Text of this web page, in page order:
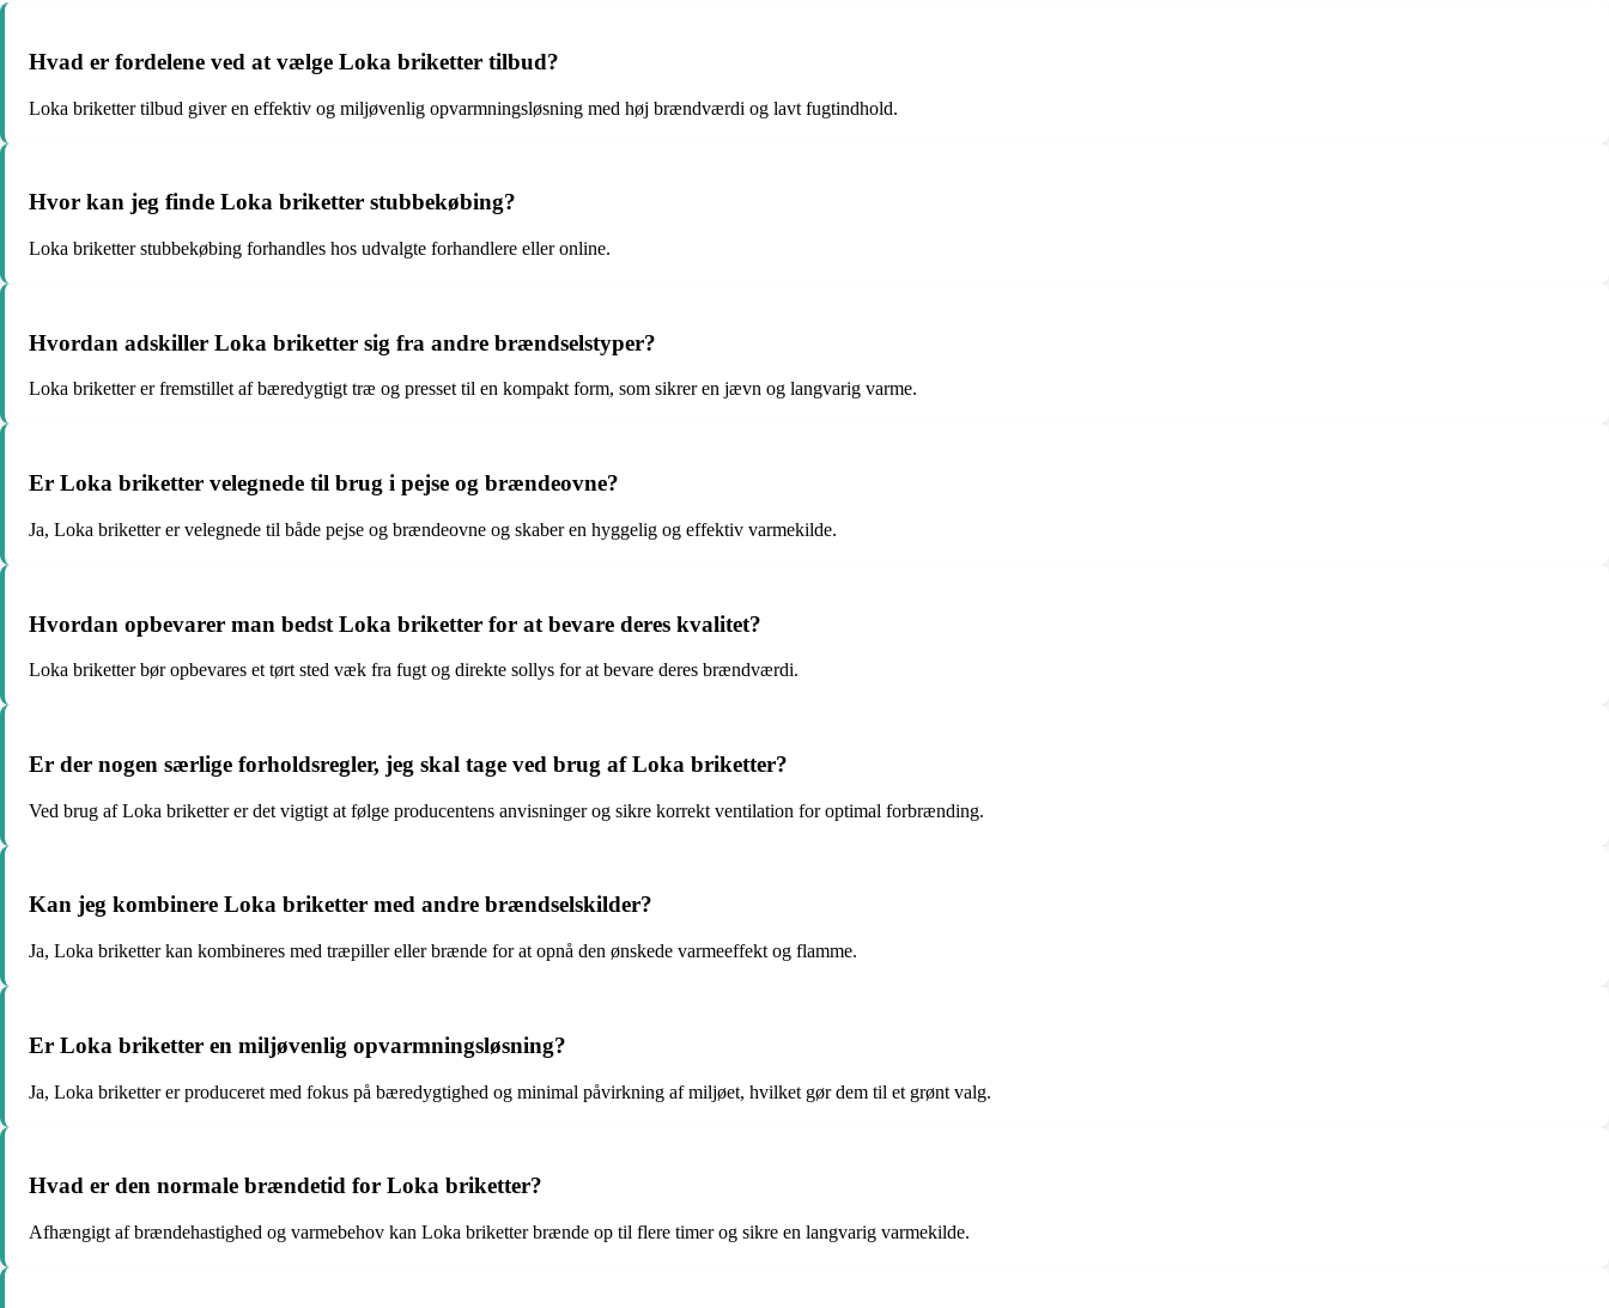
Hvad er fordelene ved at vælge Loka briketter tilbud?
Loka briketter tilbud giver en effektiv og miljøvenlig opvarmningsløsning med høj brændværdi og lavt fugtindhold.
Hvor kan jeg finde Loka briketter stubbekøbing?
Loka briketter stubbekøbing forhandles hos udvalgte forhandlere eller online.
Hvordan adskiller Loka briketter sig fra andre brændselstyper?
Loka briketter er fremstillet af bæredygtigt træ og presset til en kompakt form, som sikrer en jævn og langvarig varme.
Er Loka briketter velegnede til brug i pejse og brændeovne?
Ja, Loka briketter er velegnede til både pejse og brændeovne og skaber en hyggelig og effektiv varmekilde.
Hvordan opbevarer man bedst Loka briketter for at bevare deres kvalitet?
Loka briketter bør opbevares et tørt sted væk fra fugt og direkte sollys for at bevare deres brændværdi.
Er der nogen særlige forholdsregler, jeg skal tage ved brug af Loka briketter?
Ved brug af Loka briketter er det vigtigt at følge producentens anvisninger og sikre korrekt ventilation for optimal forbrænding.
Kan jeg kombinere Loka briketter med andre brændselskilder?
Ja, Loka briketter kan kombineres med træpiller eller brænde for at opnå den ønskede varmeeffekt og flamme.
Er Loka briketter en miljøvenlig opvarmningsløsning?
Ja, Loka briketter er produceret med fokus på bæredygtighed og minimal påvirkning af miljøet, hvilket gør dem til et grønt valg.
Hvad er den normale brændetid for Loka briketter?
Afhængigt af brændehastighed og varmebehov kan Loka briketter brænde op til flere timer og sikre en langvarig varmekilde.